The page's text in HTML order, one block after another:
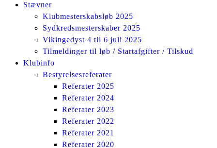
Stævner
Klubmesterskabsløb 2025
Sydkredsmesterskaber 2025
Vikingedyst 4 til 6 juli 2025
Tilmeldinger til løb / Startafgifter / Tilskud
Klubinfo
Bestyrelsesreferater
Referater 2025
Referater 2024
Referater 2023
Referater 2022
Referater 2021
Referater 2020